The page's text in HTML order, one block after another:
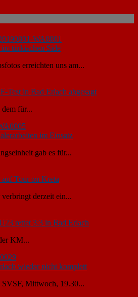
türkischen Side
erreichten uns am...
Test in Bad Erlach abgesagt
für...
im Einsatz
gab es für...
auf Tour on Kreta
verbringt derzeit ein...
rettet 3:3 in Bad Erlach
KM...
wieder nicht komplett
Mittwoch, 19.30...